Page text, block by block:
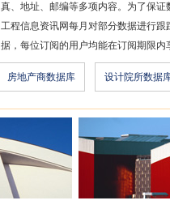
真、地址、邮编等多项内容。为了保
工程信息资讯网每月对部分数据进行
据，每位订阅的用户均能在订阅期限内
房地产商数据库 设计院所数据